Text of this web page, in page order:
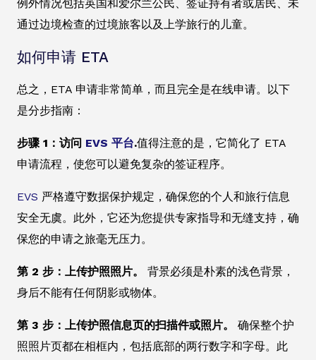
例外情况包括英国和爱尔兰公民、签证持有者或居民、未
通过边境检查的过境旅客以及上学旅行的儿童。
如何申请 ETA
总之，ETA 申请非常简单，而且完全是在线申请。以下
是分步指南：
步骤 1：访问 EVS 平台.值得注意的是，它简化了 ETA
申请流程，使您可以避免复杂的签证程序。
EVS 严格遵守数据保护规定，确保您的个人和旅行信息
安全无虞。此外，它还为您提供专家指导和无缝支持，确
保您的申请之旅毫无压力。
第 2 步：上传护照照片。 背景必须是朴素的浅色背景，
身后不能有任何阴影或物体。
第 3 步：上传护照信息页的扫描件或照片。
确保整个护
照照片页都在相框内，包括底部的两行数字和字母。此